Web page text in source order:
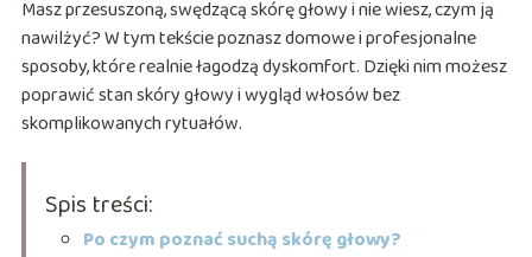
Masz przesuszoną, swędzącą skórę głowy i nie wiesz, czym ją
nawilżyć? W tym tekście poznasz domowe i profesjonalne
sposoby, które realnie łagodzą dyskomfort. Dzięki nim możesz
poprawić stan skóry głowy i wygląd włosów bez
skomplikowanych rytuałów.
Spis treści:
Po czym poznać suchą skórę głowy?